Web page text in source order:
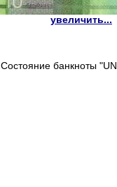
увеличить...
Состояние банкноты